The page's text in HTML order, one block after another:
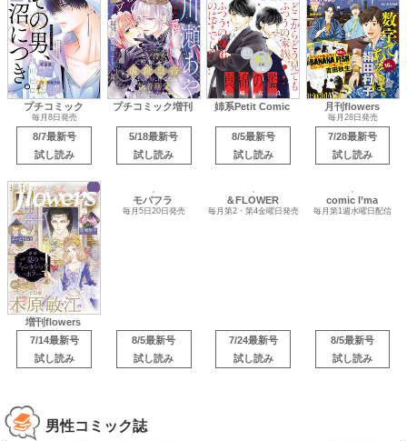
プチコミック
毎月8日発売
8/7最新号
試し読み
プチコミック増刊
5/18最新号
試し読み
姉系Petit Comic
8/5最新号
試し読み
月刊flowers
毎月28日発売
7/28最新号
試し読み
増刊flowers
7/14最新号
モバフラ
毎月5日20日発売
8/5最新号
＆FLOWER
毎月第2・第4金曜日発売
7/24最新号
毎月第1週水曜日配信
8/5最新号